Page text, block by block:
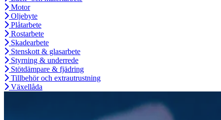
Motor
Oljebyte
Plåtarbete
Rostarbete
Skadearbete
Stenskott & glasarbete
Styrning & underrede
Stötdämpare & fjädring
Tillbehör och extrautrustning
Växellåda